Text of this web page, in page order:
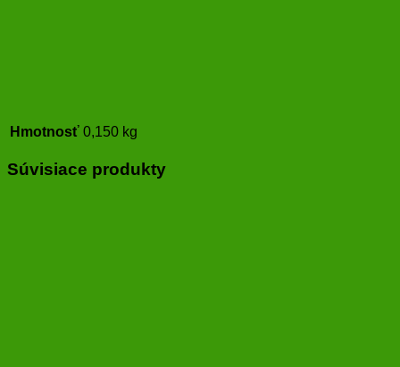
Hmotnosť 0,150 kg
Súvisiace produkty